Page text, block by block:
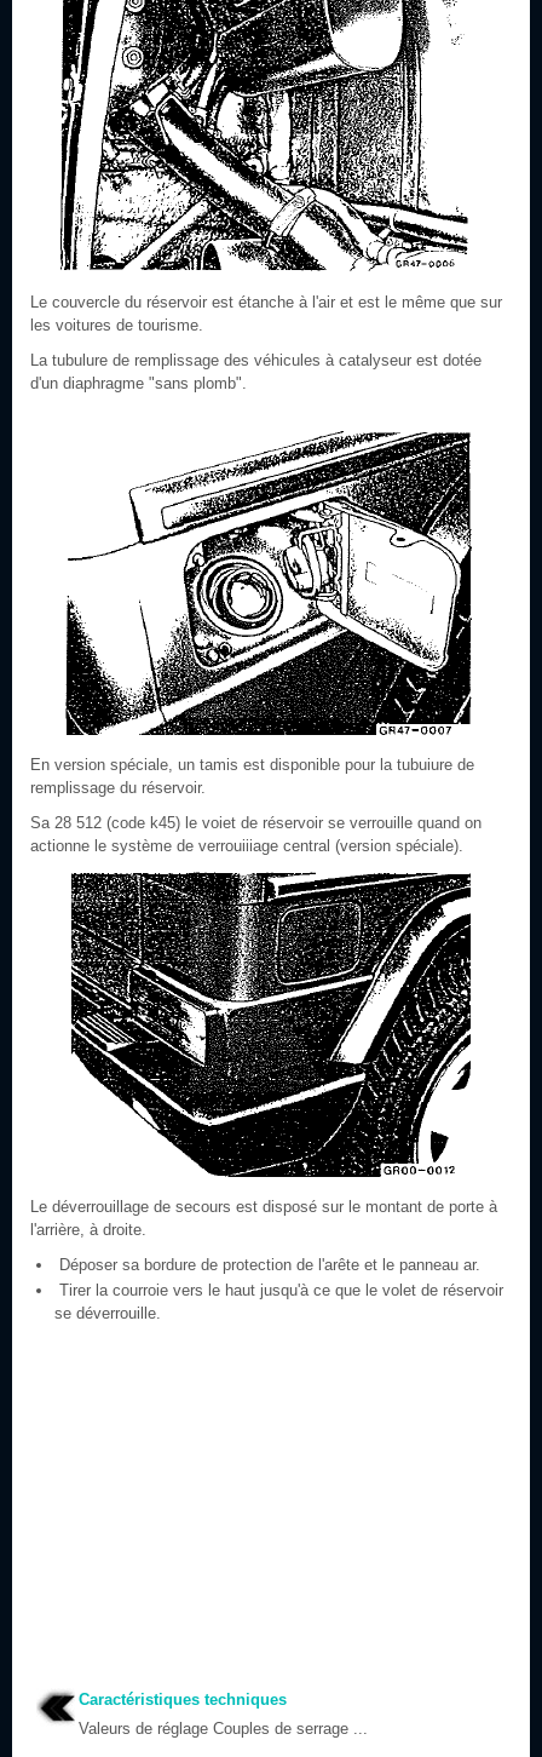
Le couvercle du réservoir est étanche à l'air et est le même que sur
les voitures de tourisme.
La tubulure de remplissage des véhicules à catalyseur est dotée
d'un diaphragme "sans plomb".
En version spéciale, un tamis est disponible pour la tubuiure de
remplissage du réservoir.
Sa 28 512 (code k45) le voiet de réservoir se verrouille quand on
actionne le système de verrouiiiage central (version spéciale).
Le déverrouillage de secours est disposé sur le montant de porte à
l'arrière, à droite.
Déposer sa bordure de protection de l'arête et le panneau ar.
Tirer la courroie vers le haut jusqu'à ce que le volet de réservoir
se déverrouille.
Caractéristiques techniques
Valeurs de réglage Couples de serrage ...